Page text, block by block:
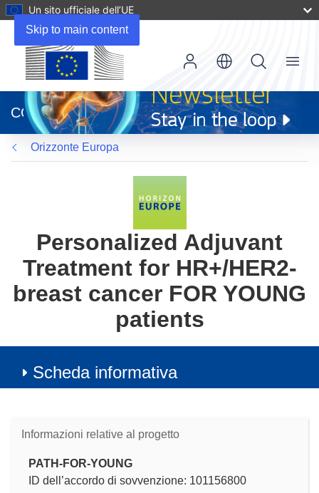
Skip to main content
Un sito ufficiale dell’UE
apre
in
una
nuova
finestra)
CORDIS
Menu
Orizzonte Europa
Personalized Adjuvant
Treatment for HR+/HER2-
breast cancer FOR YOUNG
patients
Scheda informativa
Informazioni relative al progetto
PATH-FOR-YOUNG
ID dell’accordo di sovvenzione: 101156800